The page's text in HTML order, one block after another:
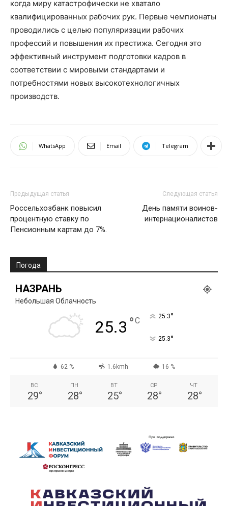
когда миру катастрофически не хватало
квалифицированных рабочих рук. Первые чемпионаты
проводились с целью популяризации рабочих
профессий и повышения их престижа. Сегодня это
эффективный инструмент подготовки кадров в
соответствии с мировыми стандартами и
потребностями новых высокотехнологичных
производств.
WhatsApp Email Telegram
Предыдущая статья
Россельхозбанк повысил
процентную ставку по
Пенсионным картам до 7%.
Следующая статья
День памяти воинов-
интернационалистов
Погода
НАЗРАНЬ
Небольшая Облачность
25.3 °C 25.3°
25.3°
62 % 1.6kmh 16 %
ВС
29°
ПН
28°
ВТ
25°
СР
28°
ЧТ
28°